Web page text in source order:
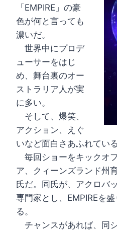
「EMPIRE」の豪
色が何と言っても
濃いだ。
世界中にプロデ
ューサーをはじ
め、舞台裏のオー
ストラリア人が実
に多い。
そして、爆笑、
アクション、えぐ
いなど面白さあふれてい
毎回ショーをキックオ
ア、クィーンズランド州
氏だ。同氏が、アクロバ
専門家とし、EMPIREを
る。
チャンスがあれば、同